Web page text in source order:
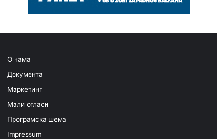
О нама
Документа
Маркетинг
Мали огласи
Програмска шема
Impressum